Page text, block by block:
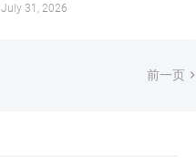
July 31, 2026
前一页